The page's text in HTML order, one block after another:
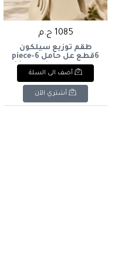
1085 ج.م
طقم توزيع سيلكون
6قطع عل حامل 6-piece
silicone dispenser set on
a stand
أضف الى السلة
أشتري الآن